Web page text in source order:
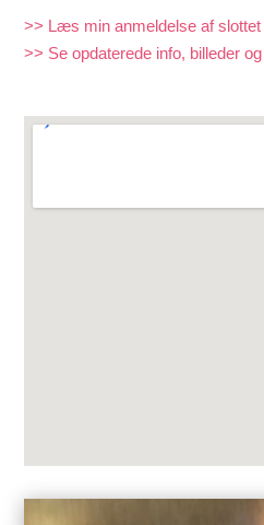
>> Læs min anmeldelse af slottet
>> Se opdaterede info, billeder